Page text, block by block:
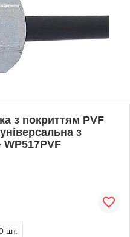
з покриттям PVF
з
шт.